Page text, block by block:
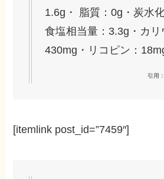
1.6g・ 脂質：0g・炭水
食塩相当量：3.3g・カリ
430mg・リコピン：
引用：
[itemlink post_id=”7459″]